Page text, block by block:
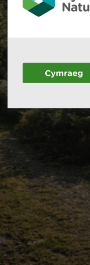
Cymraeg